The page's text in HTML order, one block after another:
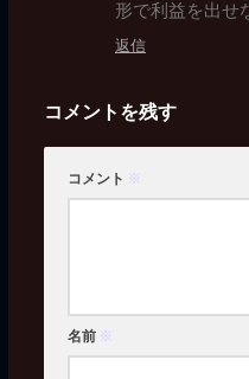
形で利益を出せ
返信
コメントを残す
コメント ※
名前 ※